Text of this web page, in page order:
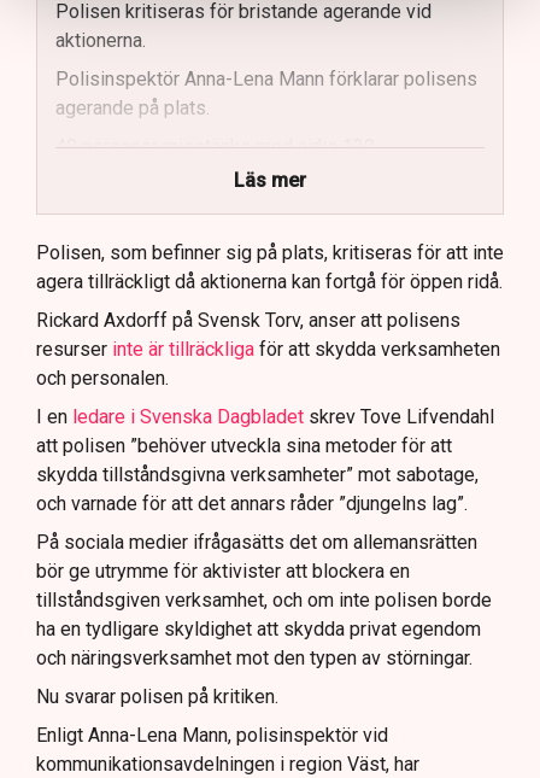
Polisen kritiseras för bristande agerande vid
aktionerna.
Polisinspektör Anna-Lena Mann förklarar polisens
agerande på plats.
40 personer misstänks med cirka 120
brottsmisstankar kopplade.
Polisen använder drönare och uniformerad polis
för att dokumentera bevis.
Samtidigt är polisarbetet komplext när det gäller
att navigera juridiska rättigheter och gränser.
Läs mer
Polisen, som befinner sig på plats, kritiseras för att inte
agera tillräckligt då aktionerna kan fortgå för öppen ridå.
Rickard Axdorff på Svensk Torv, anser att polisens
resurser inte är tillräckliga för att skydda verksamheten
och personalen.
I en ledare i Svenska Dagbladet skrev Tove Lifvendahl
att polisen ”behöver utveckla sina metoder för att
skydda tillståndsgivna verksamheter” mot sabotage,
och varnade för att det annars råder ”djungelns lag”.
På sociala medier ifrågasätts det om allemansrätten
bör ge utrymme för aktivister att blockera en
tillståndsgiven verksamhet, och om inte polisen borde
ha en tydligare skyldighet att skydda privat egendom
och näringsverksamhet mot den typen av störningar.
Nu svarar polisen på kritiken.
Enligt Anna-Lena Mann, polisinspektör vid
kommunikationsavdelningen i region Väst, har